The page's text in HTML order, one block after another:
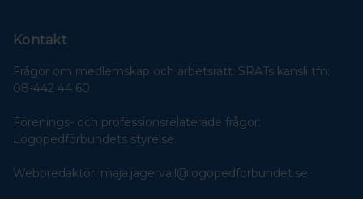
Kontakt
Frågor om medlemskap och arbetsrätt: SRATs kansli tfn:
08-442 44 60
Förenings- och professionsrelaterade frågor:
Logopedförbundets styrelse.
Webbredaktör: maja.jagervall@logopedforbundet.se